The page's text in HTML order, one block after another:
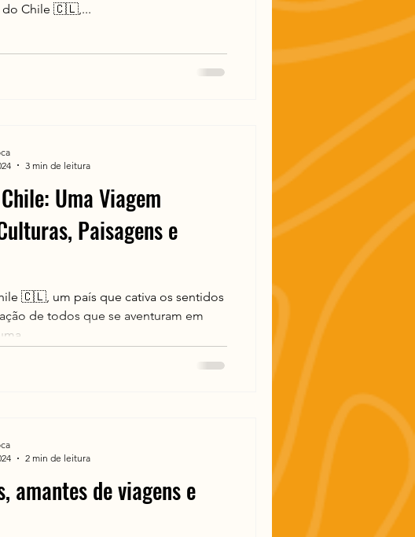
do Chile 🇨🇱,...
Uma Viagem
Paisagens e
🇨🇱, um país que cativa os sentidos
de todos que se aventuram em
3 min de leitura
amantes de viagens e
2 min de leitura